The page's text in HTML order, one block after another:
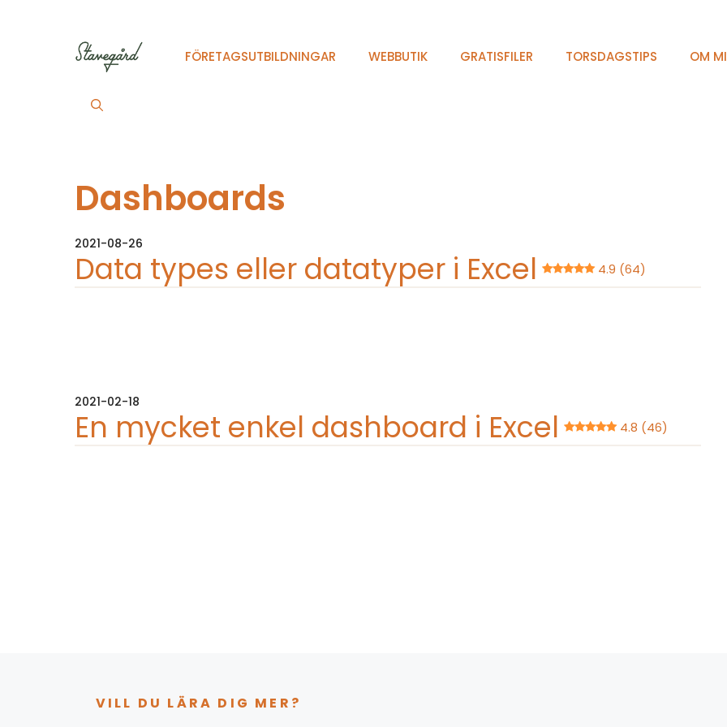
FÖRETAGSUTBILDNINGAR WEBBUTIK GRATISFILER TORSDAGSTIPS OM
Dashboards
2021-08-26
Data types eller datatyper i Excel 4.9 (64)
2021-02-18
En mycket enkel dashboard i Excel 4.8 (46)
VILL DU LÄRA DIG MER?